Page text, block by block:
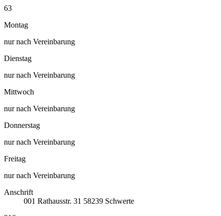
63
Montag
nur nach Vereinbarung
Dienstag
nur nach Vereinbarung
Mittwoch
nur nach Vereinbarung
Donnerstag
nur nach Vereinbarung
Freitag
nur nach Vereinbarung
Anschrift
001 Rathausstr. 31 58239 Schwerte